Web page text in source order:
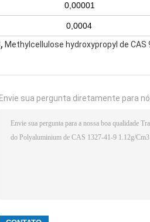
0,00001
0,0004
, Methylcellulose hydroxypropyl de
Envie sua pergunta diretamente para